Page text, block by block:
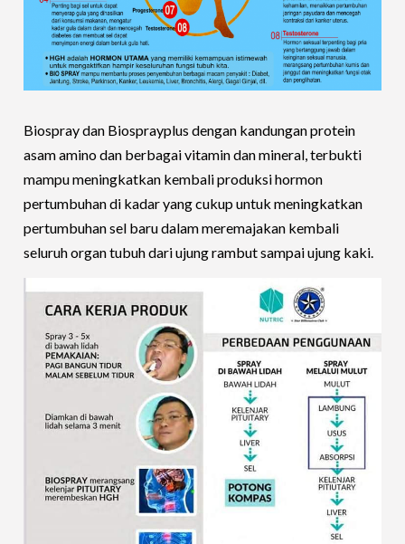
Biospray dan Biosprayplus dengan kandungan protein
asam amino dan berbagai vitamin dan mineral, terbukti
mampu meningkatkan kembali produksi hormon
pertumbuhan di kadar yang cukup untuk meningkatkan
pertumbuhan sel baru dalam meremajakan kembali
seluruh organ tubuh dari ujung rambut sampai ujung kaki.